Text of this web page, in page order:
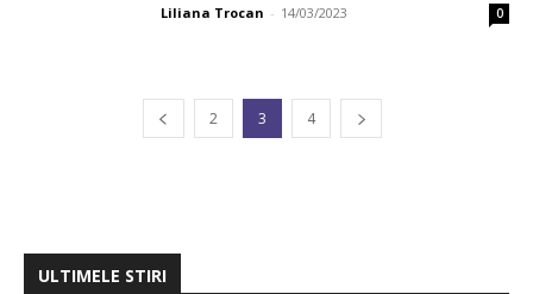
Liliana Trocan - 14/03/2023 0
2 3 4
ULTIMELE STIRI